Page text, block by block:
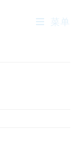
菜单